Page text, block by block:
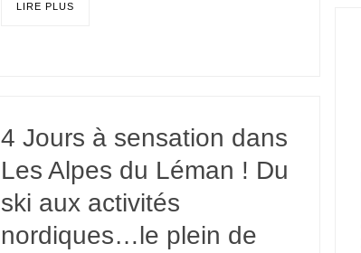
LIRE PLUS
4 Jours à sensation dans
Les Alpes du Léman ! Du
ski aux activités
nordiques…le plein de